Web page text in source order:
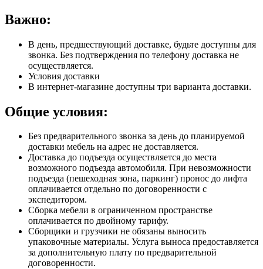
Важно:
В день, предшествующий доставке, будьте доступны для
звонка. Без подтверждения по телефону доставка не
осуществляется.
Условия доставки
В интернет-магазине доступны три варианта доставки.
Общие условия:
Без предварительного звонка за день до планируемой
доставки мебель на адрес не доставляется.
Доставка до подъезда осуществляется до места
возможного подъезда автомобиля. При невозможности
подъезда (пешеходная зона, паркинг) пронос до лифта
оплачивается отдельно по договоренности с
экспедитором.
Сборка мебели в ограниченном пространстве
оплачивается по двойному тарифу.
Сборщики и грузчики не обязаны выносить
упаковочные материалы. Услуга выноса предоставляется
за дополнительную плату по предварительной
договоренности.